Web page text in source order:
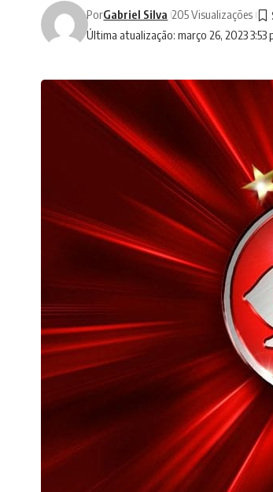
Última atualização: março 26, 2023 3:53
PorGabriel Silva 205 Visualizações